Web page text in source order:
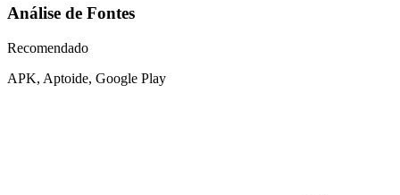
Análise de Fontes
Recomendado
APK, Aptoide, Google Play